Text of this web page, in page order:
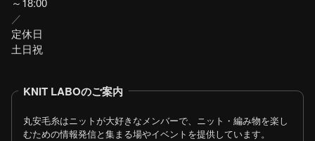
／
定休日
土日祝
KNIT LABOのご案内
丸安毛糸はニットが大好きなメンバーで、ニット・編み物を楽し
むための情報発信と集まる場やイベントを提供しています。